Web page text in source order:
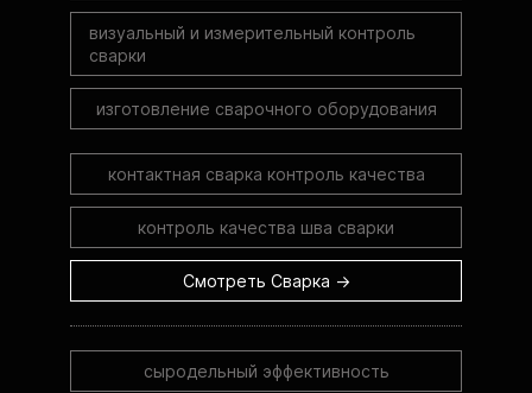
визуальный и измерительный контроль
сварки
изготовление сварочного оборудования
контактная сварка контроль качества
контроль качества шва сварки
Смотреть Сварка →
сыродельный эффективность